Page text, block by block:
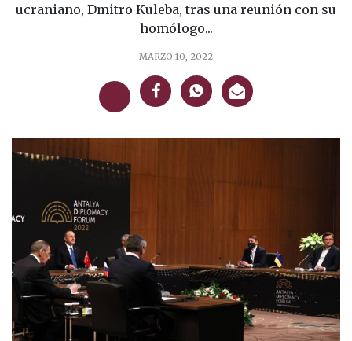
ucraniano, Dmitro Kuleba, tras una reunión con su
homólogo...
MARZO 10, 2022